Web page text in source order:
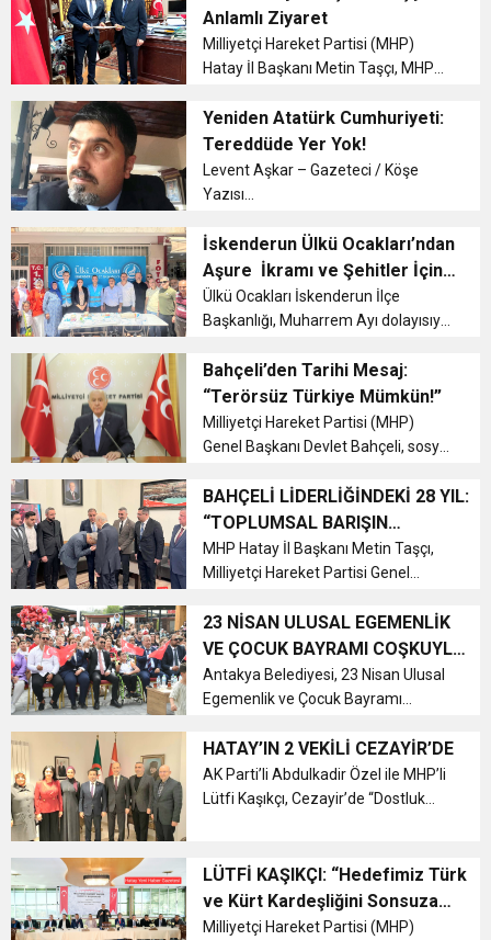
Cumhuriyet, Türk Milletinin Özgürlük
ve Onur Nişanesidir
6:19 HBB BAŞKANI ÖNTÜRK’ÜN
CUMHURİYET BAYRAMI MESAJI
17:36 KURUMLAR VERGİSİ ERTELENDİ
1:00 İTSO İŞ-KUR SGK TOPLANTI
DUYURUSU
21:40 CEYLANDERE’DE BAŞKAN EMRAH
KARAÇAY’A SEVGİ SELİ
18:22 BAŞKAN SAMİ ÜSTÜN’DEN
GÖNÜLLERE DOKUNAN ZİYARET
gündeme taşıdı. Emeklilikte
yaşanan gelir kaybı, mobbing
iddialar...
Anlamlı Ziyaret
Milliyetçi Hareket Partisi (MHP)
Hatay İl Başkanı Metin Taşçı, MHP
Ankara’daki makamında ziyaret
etti....
Yeniden Atatürk Cumhuriyeti:
Tereddüde Yer Yok!
Levent Aşkar – Gazeteci / Köşe
Yazısı...
İskenderun Ülkü Ocakları’ndan
Aşure İkramı ve Şehitler İçin
Dua
Ülkü Ocakları İskenderun İlçe
Başkanlığı, Muharrem Ayı dolayısıyla
bulundu. Etkinlikte yüzlerce kişiye
aşure dağıtılırken, birlik ve
dayanışma mesajları verildi....
Bahçeli’den Tarihi Mesaj:
“Terörsüz Türkiye Mümkün!”
Milliyetçi Hareket Partisi (MHP)
Genel Başkanı Devlet Bahçeli, sosyal
dikkat çekici açıklamada, bölücü
terör örgütü PKK’nın silah bırakması
ve örgütsel varlığını feshetm...
BAHÇELİ LİDERLİĞİNDEKİ 28 YIL:
“TOPLUMSAL BARIŞIN
TEMİNATI”
MHP Hatay İl Başkanı Metin Taşçı,
Milliyetçi Hareket Partisi Genel
Temmuz 1997 tarihinde parti genel
başkanlığına seçilmesinin 28.
yıldönümünü sosyal medya
hesabından yapt...
23 NİSAN ULUSAL EGEMENLİK
VE ÇOCUK BAYRAMI COŞKUYLA
KUTLANDI
Antakya Belediyesi, 23 Nisan Ulusal
Egemenlik ve Çocuk Bayramı
Hava Sahnesi’nde düzenlediği
etkinlikle çocukların heyecanlarına
ortak oldu....
HATAY’IN 2 VEKİLİ CEZAYİR’DE
AK Parti’li Abdulkadir Özel ile MHP’li
Lütfi Kaşıkçı, Cezayir’de “Dostluk
LÜTFİ KAŞIKÇI: “Hedefimiz Türk
ve Kürt Kardeşliğini Sonsuza
dek Pekiştirmek”
Milliyetçi Hareket Partisi (MHP)